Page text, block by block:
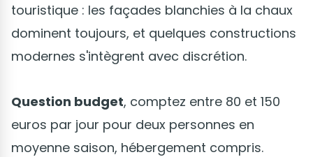
touristique : les façades blanchies à la chaux
dominent toujours, et quelques constructions
modernes s'intègrent avec discrétion.
Question budget, comptez entre 80 et 150
euros par jour pour deux personnes en
moyenne saison, hébergement compris.